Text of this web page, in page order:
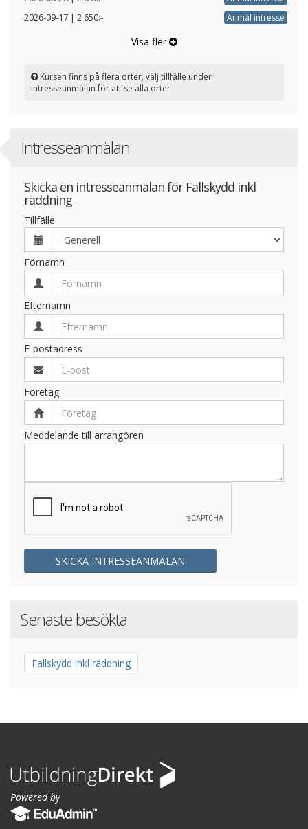
2026-09-17 | 2 650:- Anmäl intresse
Visa fler
Kursen finns på flera orter, välj tillfälle under
intresseanmälan för att se alla orter
Intresseanmälan
Skicka en intresseanmälan för Fallskydd inkl
räddning
Tillfälle
Förnamn
Efternamn
E-postadress
Företag
Meddelande till arrangören
Senaste besökta
Fallskydd inkl räddning
Powered by